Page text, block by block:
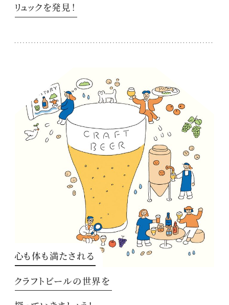
リュックを発見！
心も体も満たされる
クラフトビールの世界を